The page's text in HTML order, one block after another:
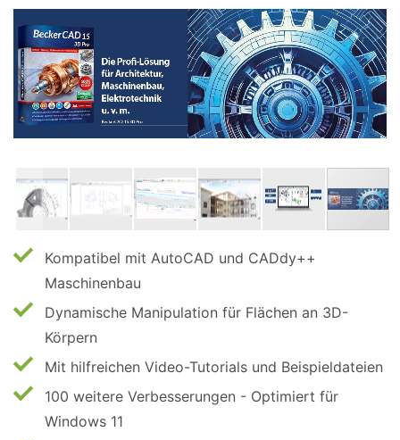
Kompatibel mit AutoCAD und CADdy++
Maschinenbau
Dynamische Manipulation für Flächen an 3D-
Körpern
Mit hilfreichen Video-Tutorials und Beispieldateien
100 weitere Verbesserungen - Optimiert für
Windows 11